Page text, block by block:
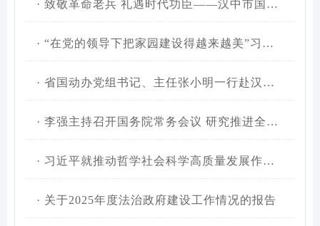
· 致敬革命老兵 礼遇时代功臣——汉中市国防动员办公室组织庆“七一”主题活动
· “在党的领导下把家园建设得越来越美”习近平总书记在山东德州考察纪实
· 省国动办党组书记、主任张小明一行赴汉中开展国防动员专题调研
· 李强主持召开国务院常务会议 研究推进全国统一大市场建设有关工作 审议通过《现代化应急体系建设“十五五”规划》 讨论《中华人民共和国中国人民银行法（修订草案）》
· 习近平就推动哲学社会科学高质量发展作出重要指示强调：加快构建中国哲学社会科学自主知识体系 更好回答中国之问世界之问人民之问时代之问
· 关于2025年度法治政府建设工作情况的报告